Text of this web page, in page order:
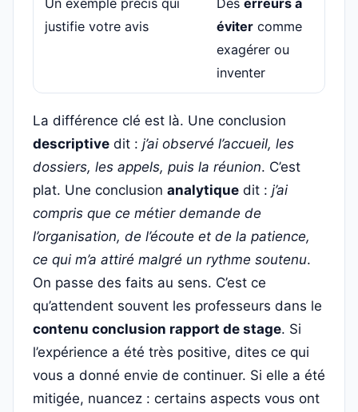
Un exemple précis qui
justifie votre avis
Des erreurs à
éviter comme
exagérer ou
inventer
La différence clé est là. Une conclusion
descriptive dit : j’ai observé l’accueil, les
dossiers, les appels, puis la réunion. C’est
plat. Une conclusion analytique dit : j’ai
compris que ce métier demande de
l’organisation, de l’écoute et de la patience,
ce qui m’a attiré malgré un rythme soutenu.
On passe des faits au sens. C’est ce
qu’attendent souvent les professeurs dans le
contenu conclusion rapport de stage. Si
l’expérience a été très positive, dites ce qui
vous a donné envie de continuer. Si elle a été
mitigée, nuancez : certains aspects vous ont